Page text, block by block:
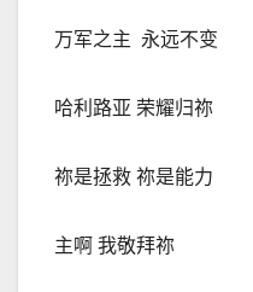
万军之主 永远不变
哈利路亚 荣耀归祢
祢是拯救 祢是能力
主啊 我敬拜祢